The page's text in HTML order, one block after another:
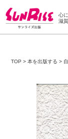
心
滋
TOP >本を出版する >